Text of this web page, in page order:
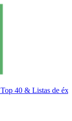
40 & Listas de